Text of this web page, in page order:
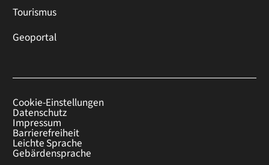
Tourismus
Geoportal
Cookie-Einstellungen
Datenschutz
Impressum
Barrierefreiheit
Leichte Sprache
Gebärdensprache